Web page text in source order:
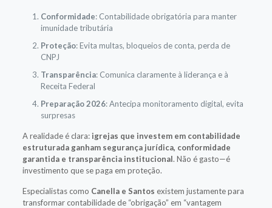
Conformidade: Contabilidade obrigatória para manter
imunidade tributária
Proteção: Evita multas, bloqueios de conta, perda de
CNPJ
Transparência: Comunica claramente à liderança e à
Receita Federal
Preparação 2026: Antecipa monitoramento digital, evita
surpresas
A realidade é clara: igrejas que investem em contabilidade
estruturada ganham segurança jurídica, conformidade
garantida e transparência institucional. Não é gasto—é
investimento que se paga em proteção.
Especialistas como Canella e Santos existem justamente para
transformar contabilidade de “obrigação” em “vantagem